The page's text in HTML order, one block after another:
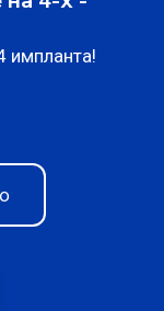
импланта!